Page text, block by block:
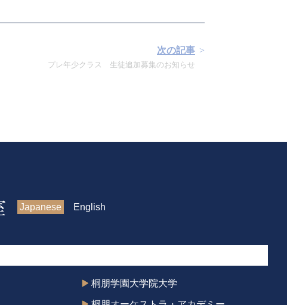
次の記事
プレ年少クラス 生徒追加募集のお知らせ
Japanese English
桐朋学園大学院大学